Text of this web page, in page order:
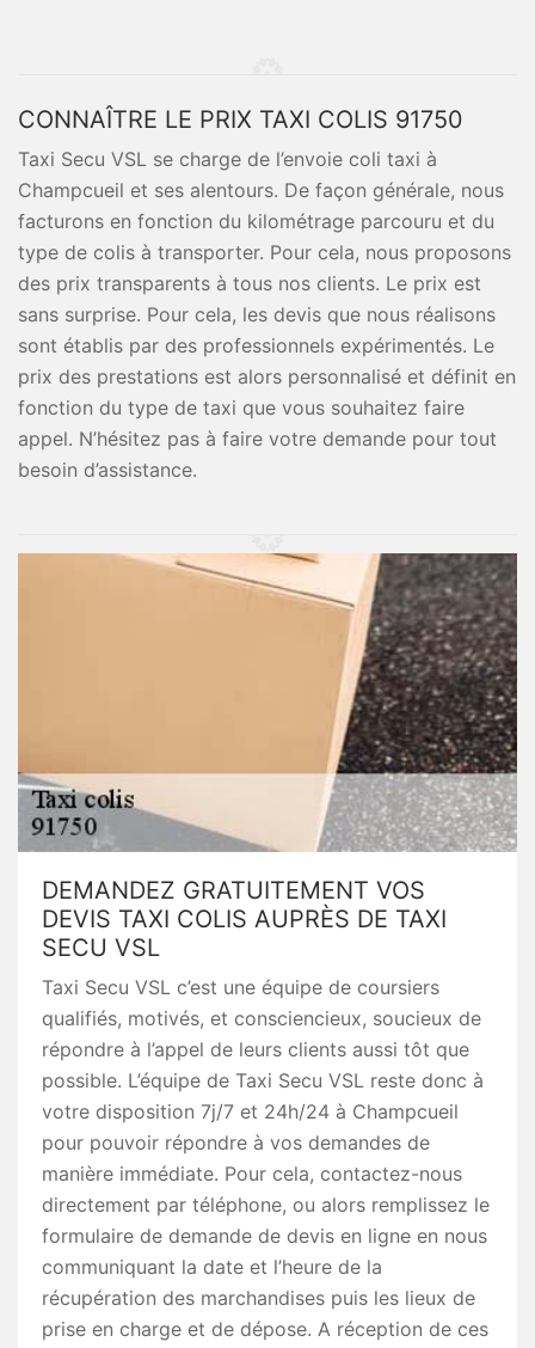
CONNAÎTRE LE PRIX TAXI COLIS 91750
Taxi Secu VSL se charge de l’envoie coli taxi à
Champcueil et ses alentours. De façon générale, nous
facturons en fonction du kilométrage parcouru et du
type de colis à transporter. Pour cela, nous proposons
des prix transparents à tous nos clients. Le prix est
sans surprise. Pour cela, les devis que nous réalisons
sont établis par des professionnels expérimentés. Le
prix des prestations est alors personnalisé et définit en
fonction du type de taxi que vous souhaitez faire
appel. N’hésitez pas à faire votre demande pour tout
besoin d’assistance.
DEMANDEZ GRATUITEMENT VOS
DEVIS TAXI COLIS AUPRÈS DE TAXI
SECU VSL
Taxi Secu VSL c’est une équipe de coursiers
qualifiés, motivés, et consciencieux, soucieux de
répondre à l’appel de leurs clients aussi tôt que
possible. L’équipe de Taxi Secu VSL reste donc à
votre disposition 7j/7 et 24h/24 à Champcueil
pour pouvoir répondre à vos demandes de
manière immédiate. Pour cela, contactez-nous
directement par téléphone, ou alors remplissez le
formulaire de demande de devis en ligne en nous
communiquant la date et l’heure de la
récupération des marchandises puis les lieux de
prise en charge et de dépose. A réception de ces